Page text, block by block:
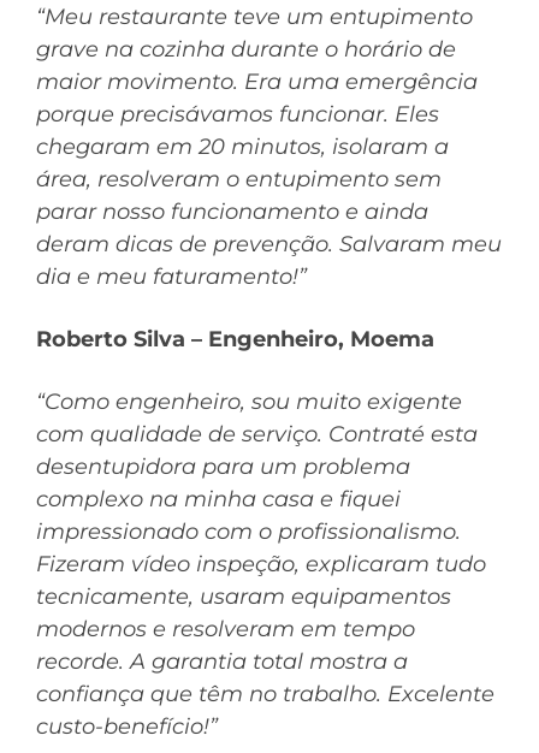
“Meu restaurante teve um entupimento
grave na cozinha durante o horário de
maior movimento. Era uma emergência
porque precisávamos funcionar. Eles
chegaram em 20 minutos, isolaram a
área, resolveram o entupimento sem
parar nosso funcionamento e ainda
deram dicas de prevenção. Salvaram meu
dia e meu faturamento!”
Roberto Silva – Engenheiro, Moema
“Como engenheiro, sou muito exigente
com qualidade de serviço. Contraté esta
desentupidora para um problema
complexo na minha casa e fiquei
impressionado com o profissionalismo.
Fizeram vídeo inspeção, explicaram tudo
tecnicamente, usaram equipamentos
modernos e resolveram em tempo
recorde. A garantia total mostra a
confiança que têm no trabalho. Excelente
custo-benefício!”